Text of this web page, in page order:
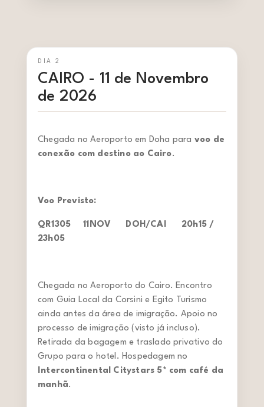
DIA 2
CAIRO - 11 de Novembro
de 2026
Chegada no Aeroporto em Doha para voo de
conexão com destino ao Cairo.
Voo Previsto:
QR1305 11NOV DOH/CAI 20h15 /
23h05
Chegada no Aeroporto do Cairo. Encontro
com Guia Local da Corsini e Egito Turismo
ainda antes da área de imigração. Apoio no
processo de imigração (visto já incluso).
Retirada da bagagem e traslado privativo do
Grupo para o hotel. Hospedagem no
Intercontinental Citystars 5* com café da
manhã.